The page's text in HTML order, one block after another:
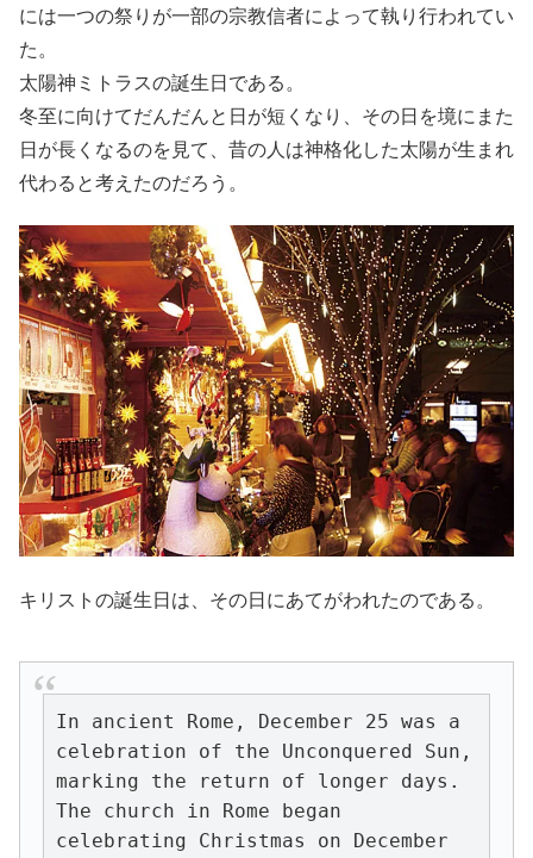
には一つの祭りが一部の宗教信者によって執り行われてい
た。
太陽神ミトラスの誕生日である。
冬至に向けてだんだんと日が短くなり、その日を境にまた
日が長くなるのを見て、昔の人は神格化した太陽が生まれ
代わると考えたのだろう。
キリストの誕生日は、その日にあてがわれたのである。
In ancient Rome, December 25 was a
celebration of the Unconquered Sun,
marking the return of longer days.
The church in Rome began
celebrating Christmas on December